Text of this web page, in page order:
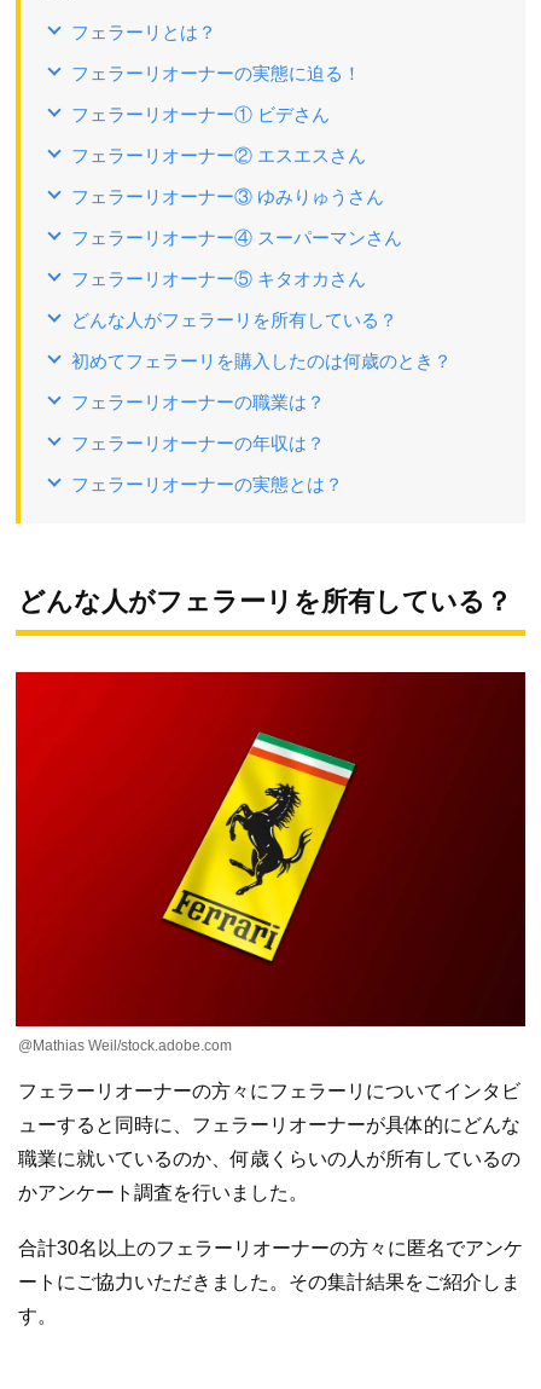
フェラーリとは？
フェラーリオーナーの実態に迫る！
フェラーリオーナー① ビデさん
フェラーリオーナー② エスエスさん
フェラーリオーナー③ ゆみりゅうさん
フェラーリオーナー④ スーパーマンさん
フェラーリオーナー⑤ キタオカさん
どんな人がフェラーリを所有している？
初めてフェラーリを購入したのは何歳のとき？
フェラーリオーナーの職業は？
フェラーリオーナーの年収は？
フェラーリオーナーの実態とは？
どんな人がフェラーリを所有している？
@Mathias Weil/stock.adobe.com
フェラーリオーナーの方々にフェラーリについてインタビ
ューすると同時に、フェラーリオーナーが具体的にどんな
職業に就いているのか、何歳くらいの人が所有しているの
かアンケート調査を行いました。
合計30名以上のフェラーリオーナーの方々に匿名でアンケ
ートにご協力いただきました。その集計結果をご紹介しま
す。